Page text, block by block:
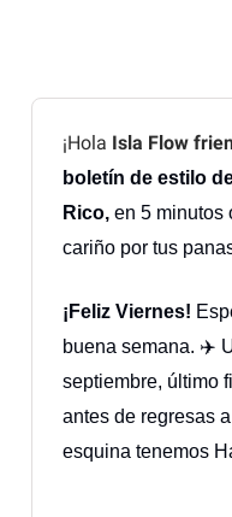
¡Hola Isla Flow
boletín de estilo
Rico, en 5 minutos
cariño por tus
¡Feliz Viernes!
buena semana. ✈️
septiembre, último
antes de regresas
esquina tenemos